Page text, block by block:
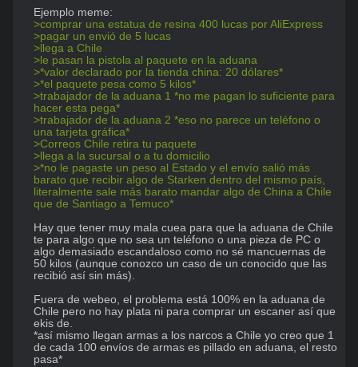
>comprar una estatua de resina 400 lucas por AliExpress
>pagar un envió de 5 lucas
>llega a Chile
>le pasan la pistola al paquete en la aduana
>*valor declarado por la tienda china: 20 dólares*
>*el paquete pesa como 5 kilos*
>trabajador de la aduana 1 *no me pagan lo suficiente para
hacer esta pega*
>trabajador de la aduana 2 *eso no parece un teléfono o
una tarjeta gráfica*
>Correos Chile retira tu paquete
>llega a la sucursal o a tu domicilio
>*no le pagaste un peso al Estado y el envío salió más
barato que recibir algo de Starken dentro del mismo país,
literalmente sale más barato mandar algo de China a Chile
que de Santiago a Temuco*
Hay que tener muy mala cuea para que la aduana de Chile
te para algo que no sea un teléfono o una pieza de PC o
algo demasiado escandaloso como no sé mancuernas de
50 kilos (aunque conozco un caso de un conocido que las
recibió así sin más).
Fuera de webeo, el problema está 100% en la aduana de
Chile pero no hay plata ni para comprar un escaner así que
ekis de.
*así mismo llegan armas a los narcos a Chile yo creo que 1
de cada 100 envíos de armas es pillado en aduana, el resto
pasa*